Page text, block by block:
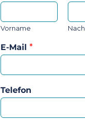
Vorname
E-Mail *
Telefon